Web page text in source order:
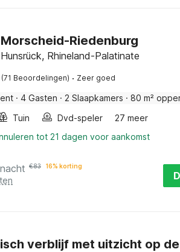
Riedenburg
Rhineland-Palatinate
(71 Beoordelingen) · Zeer goed
· 4 Gasten · 2 Slaapkamers · 80 m²
Tuin Dvd-speler
27 meer
tot 21 dagen voor aankomst
€83 16% korting
verblijf met uitzicht op